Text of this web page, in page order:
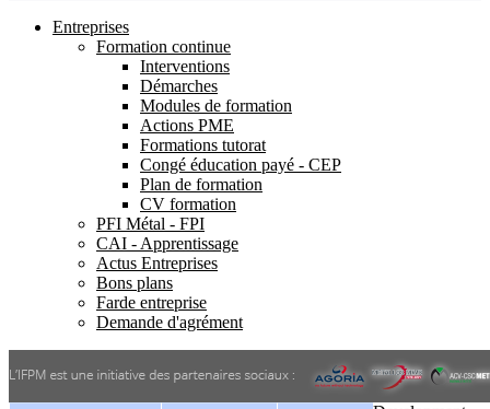
Entreprises
Formation continue
Interventions
Démarches
Modules de formation
Actions PME
Formations tutorat
Congé éducation payé - CEP
Plan de formation
CV formation
PFI Métal - FPI
CAI - Apprentissage
Actus Entreprises
Bons plans
Farde entreprise
Demande d'agrément